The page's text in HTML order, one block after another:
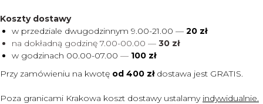
Koszty dostawy
w przedziale dwugodzinnym 9.00-21.00 — 20 zł
na dokładną godzinę 7.00-00.00 — 30 zł
w godzinach 00.00-07.00 — 100 zł
Przy zamówieniu na kwotę od 400 zł dostawa jest GRATIS.
Poza granicami Krakowa koszt dostawy ustalamy indywidualnie.